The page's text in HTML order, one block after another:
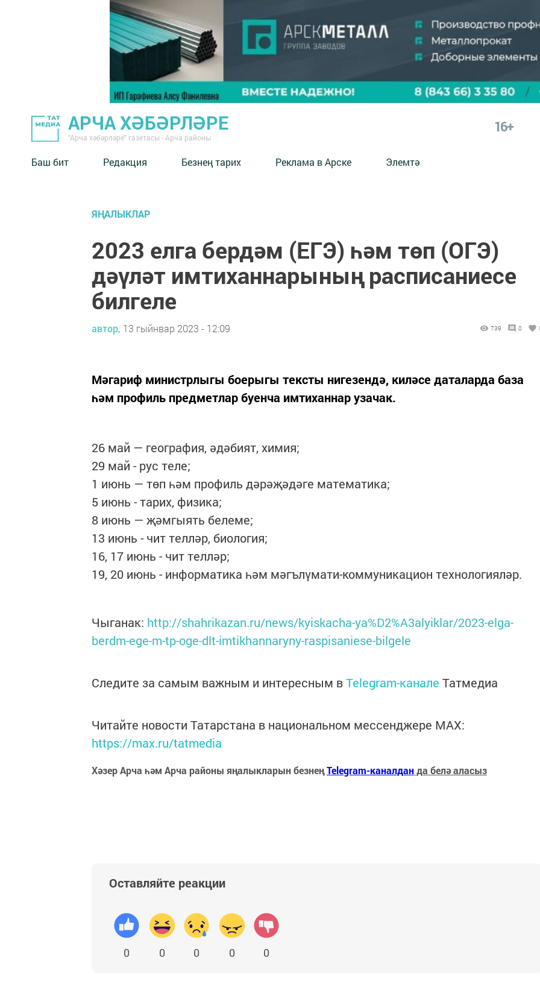
АРЧА ХӘБӘРЛӘРЕ
"Арча хәбәрләре" газетасы - Арча районы
16+
Баш бит Редакция Безнең тарих Реклама в Арске Элемтә
ЯҢАЛЫКЛАР
2023 елга бердәм (ЕГЭ) һәм төп (ОГЭ)
дәүләт имтиханнарының расписаниесе
билгеле
автор, 13 гыйнвар 2023 - 12:09 739 0
Мәгариф министрлыгы боерыгы тексты нигезендә, киләсе даталарда база
һәм профиль предметлар буенча имтиханнар узачак.
26 май — география, әдәбият, химия;
29 май - рус теле;
1 июнь — төп һәм профиль дәрәҗәдәге математика;
5 июнь - тарих, физика;
8 июнь — җәмгыять белеме;
13 июнь - чит телләр, биология;
16, 17 июнь - чит телләр;
19, 20 июнь - информатика һәм мәгълүмати-коммуникацион технологияләр.
Чыганак: http://shahrikazan.ru/news/kyiskacha-ya%D2%A3alyiklar/2023-elga-
berdm-ege-m-tp-oge-dlt-imtikhannaryny-raspisaniese-bilgele
Следите за самым важным и интересным вTelegram-канале Татмедиа
Читайте новости Татарстана в национальном мессенджере MАХ:
https://max.ru/tatmedia
Хәзер Арча һәм Арча районы яңалыкларын безнеңTelegram-каналданда белә аласыз
Оставляйте реакции
0 0 0 0 0